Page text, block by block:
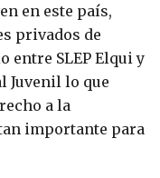
en este país,
privados de
entre SLEP Elqui y
Juvenil lo que
a la
importante para